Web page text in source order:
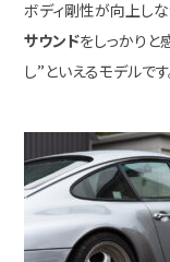
ボディ剛性が向上しな
サウンドをしっかりと
し”といえるモデルです